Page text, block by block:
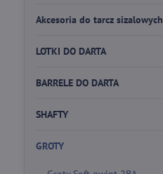
Akcesoria do tarcz sizalowych
LOTKI DO DARTA
BARRELE DO DARTA
SHAFTY
GROTY